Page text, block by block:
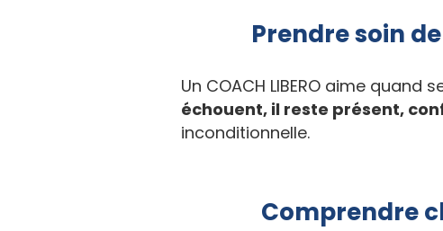
Prendre soin
Un COACH LIBERO aime quand
échouent, il reste présent,
inconditionnelle.
Comprendre